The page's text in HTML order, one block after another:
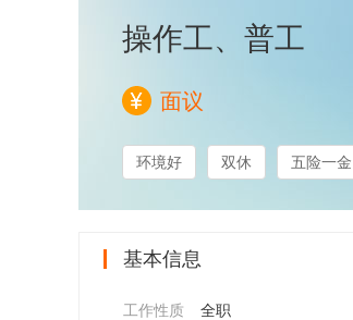
操作工、普工
面议
环境好 双休 五险一金
基本信息
工作性质 全职